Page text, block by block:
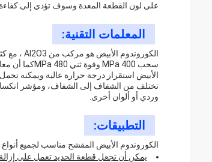
على لون القطعة المعدة وسوف تؤدي إلى كفاءة
المعلمات التقنية:
وردي أو ألوان أخرى.
التطبيقات:
الكوروندوم الأبيض المقشح مناسب لجميع
يمكن أن تجعل قطعة الحديد تعمل على إزالة